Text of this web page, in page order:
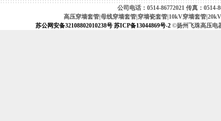
公司电话：0514-86772021 传真：0514-
高压穿墙套管|母线穿墙套管|穿墙瓷套管|10kV穿墙套管
苏公网安备32108802010238号 苏ICP备13044869号-2 ©扬州飞珠高压电